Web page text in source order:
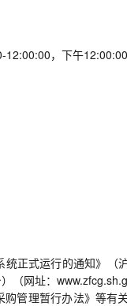
，下午
正式运行的通知》（
（网址：
管理暂行办法》等有